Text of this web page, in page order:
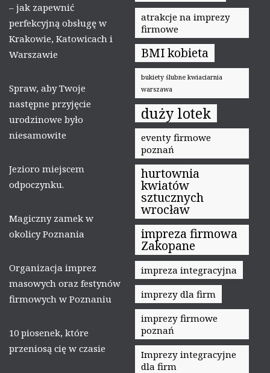
– jak zapewnić
perfekcyjną obsługę w
Krakowie, Katowicach i
Warszawie
Spraw, aby Twoje
następne przyjęcie
urodzinowe było
niesamowite
Jezioro miejscem
odpoczynku.
Magiczny zamek w
okolicy Poznania
Organizacja imprez
masowych oraz festynów
firmowych w Poznaniu
10 piosenek, które
przeniosą cię w czasie
atrakcje na imprezy
firmowe
BMI kobieta
bukiety ślubne kwiaciarnia
warszawa
duży lotek
eventy firmowe
poznań
hurtownia
kwiatów
sztucznych
wrocław
impreza firmowa
Zakopane
impreza integracyjna
imprezy dla firm
imprezy firmowe
poznań
Imprezy integracyjne
dla firm